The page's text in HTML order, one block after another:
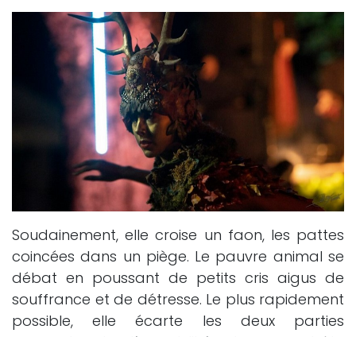
Soudainement, elle croise un faon, les pattes
coincées dans un piège. Le pauvre animal se
débat en poussant de petits cris aigus de
souffrance et de détresse. Le plus rapidement
possible, elle écarte les deux parties